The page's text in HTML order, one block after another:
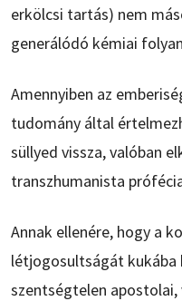
erkölcsi tartás) nem
generálódó kémiai
Amennyiben az
tudomány által
süllyed vissza, valóban
transzhumanista
Annak ellenére, hogy a
létjogosultságát kukába
szentségtelen apostolai,